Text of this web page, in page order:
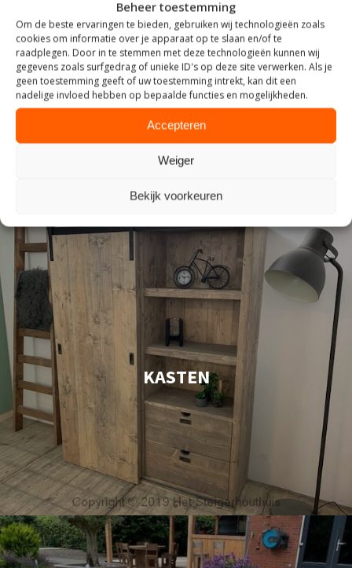
Beheer toestemming
Om de beste ervaringen te bieden, gebruiken wij technologieën zoals
cookies om informatie over je apparaat op te slaan en/of te
raadplegen. Door in te stemmen met deze technologieën kunnen wij
gegevens zoals surfgedrag of unieke ID's op deze site verwerken. Als je
geen toestemming geeft of uw toestemming intrekt, kan dit een
nadelige invloed hebben op bepaalde functies en mogelijkheden.
Accepteren
Weiger
Bekijk voorkeuren
ZITTEN
KASTEN